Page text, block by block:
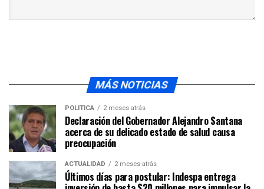
MÁS NOTICIAS
POLÍTICA 2 meses atrás
Declaración del Gobernador Alejandro Santana
acerca de su delicado estado de salud causa
preocupación
ACTUALIDAD 2 meses atrás
Últimos días para postular: Indespa entrega